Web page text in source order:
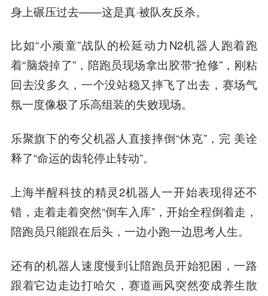
身上碾压过去——这是真·被队友反杀。
比如“小顽童”战队的松延动力N2机器人跑着跑
着“脑袋掉了”，陪跑员现场拿出胶带“抢修”，刚粘
回去没多久，一个没站稳又摔飞了出去，赛场气
氛一度像极了乐高组装的失败现场。
乐聚旗下的夸父机器人直接摔倒“休克”，完 美诠
释了“命运的齿轮停止转动”。
上海半醒科技的精灵2机器人一开始表现得还不
错，走着走着突然“倒车入库”，开始全程倒着走，
陪跑员只能跟在后头，一边小跑一边思考人生。
还有的机器人速度慢到让陪跑员开始犯困，一路
跟着它边走边打哈欠，赛道画风突然变成养生散